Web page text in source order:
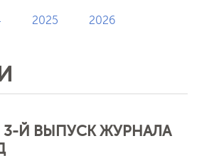
2025 2026
3-Й ВЫПУСК ЖУРНАЛА